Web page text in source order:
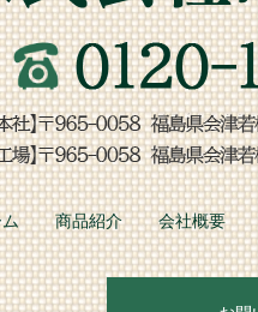
商品紹介 会社概要